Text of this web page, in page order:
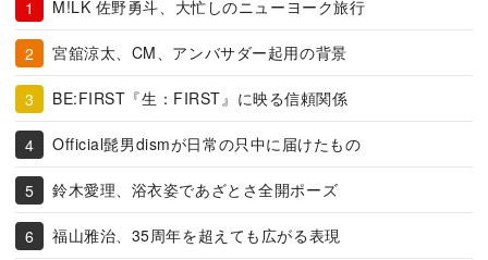
M!LK 佐野勇斗、大忙しのニューヨーク旅行
宮舘涼太、CM、アンバサダー起用の背景
BE:FIRST『生：FIRST』に映る信頼関係
Official髭男dismが日常の只中に届けたもの
鈴木愛理、浴衣姿であざとさ全開ポーズ
福山雅治、35周年を超えても広がる表現